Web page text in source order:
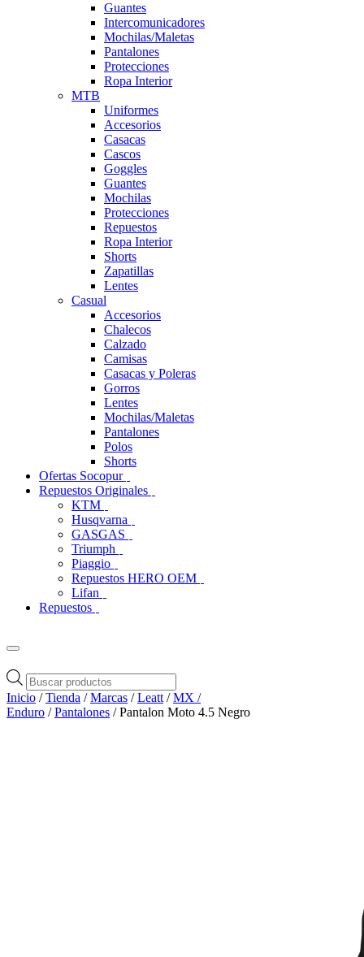
Guantes
Intercomunicadores
Mochilas/Maletas
Pantalones
Protecciones
Ropa Interior
MTB
Uniformes
Accesorios
Casacas
Cascos
Goggles
Guantes
Mochilas
Protecciones
Repuestos
Ropa Interior
Shorts
Zapatillas
Lentes
Casual
Accesorios
Chalecos
Calzado
Camisas
Casacas y Poleras
Gorros
Lentes
Mochilas/Maletas
Pantalones
Polos
Shorts
Ofertas Socopur
Repuestos Originales
KTM
Husqvarna
GASGAS
Triumph
Piaggio
Repuestos HERO OEM
Lifan
Repuestos
Búsqueda
de
productos
Inicio /Tienda /Marcas /Leatt /MX /
Enduro /Pantalones / Pantalon Moto 4.5 Negro